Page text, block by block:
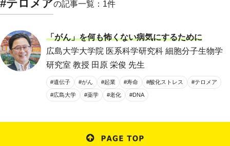
#テロメアの記事一覧：1件
「がん」を何も怖くない病気にするために
広島大学大学院 医系科学研究科 細胞分子生物学
研究室 教授 田原 栄俊 先生
#遺伝子 #がん #起業 #寿命 #酸化ストレス #テロメア
#広島大学 #薬学 #老化 #DNA